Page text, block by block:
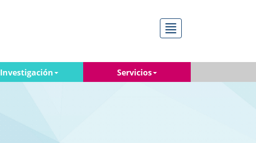
Menú
Investigación Servicios